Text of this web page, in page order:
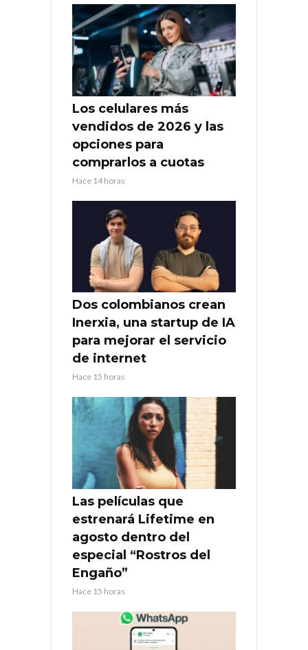
Los celulares más
vendidos de 2026 y las
opciones para
comprarlos a cuotas
Hace 14 horas
Dos colombianos crean
Inerxia, una startup de IA
para mejorar el servicio
de internet
Hace 15 horas
Las películas que
estrenará Lifetime en
agosto dentro del
especial “Rostros del
Engaño”
Hace 15 horas